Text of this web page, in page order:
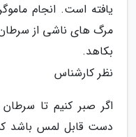
یافته است. انجام
مرگ های ناشی از
بکاهد.
نظر کارشناس
اگر صبر کنیم تا
دست قابل لمس باشد